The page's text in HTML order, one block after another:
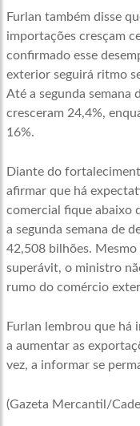
Furlan também disse
importações cresçam
confirmado esse
exterior seguirá ritmo
Até a segunda semana
cresceram 24,4%,
16%.
Diante do
afirmar que há
comercial fique abaixo
a segunda semana de
42,508 bilhões.
superávit, o ministro
rumo do comércio
Furlan lembrou que há
a aumentar as
vez, a informar se
(Gazeta Mercantil/